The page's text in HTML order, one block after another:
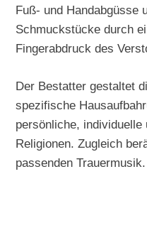
Fuß- und Handabgüsse
Schmuckstücke durch
Fingerabdruck des
Der Bestatter gestaltet
spezifische
persönliche,
Religionen. Zugleich
passenden Trauermusik.